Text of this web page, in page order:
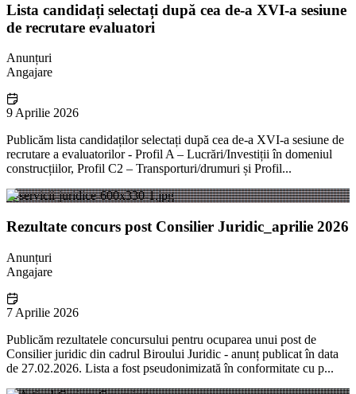
Lista candidați selectați după cea de-a XVI-a sesiune
de recrutare evaluatori
Anunțuri
Angajare
9 Aprilie 2026
Publicăm lista candidaților selectați după cea de-a XVI-a sesiune de
recrutare a evaluatorilor - Profil A – Lucrări/Investiții în domeniul
construcțiilor, Profil C2 – Transporturi/drumuri și Profil...
Rezultate concurs post Consilier Juridic_aprilie 2026
Anunțuri
Angajare
7 Aprilie 2026
Publicăm rezultatele concursului pentru ocuparea unui post de
Consilier juridic din cadrul Biroului Juridic - anunț publicat în data
de 27.02.2026. Lista a fost pseudonimizată în conformitate cu p...